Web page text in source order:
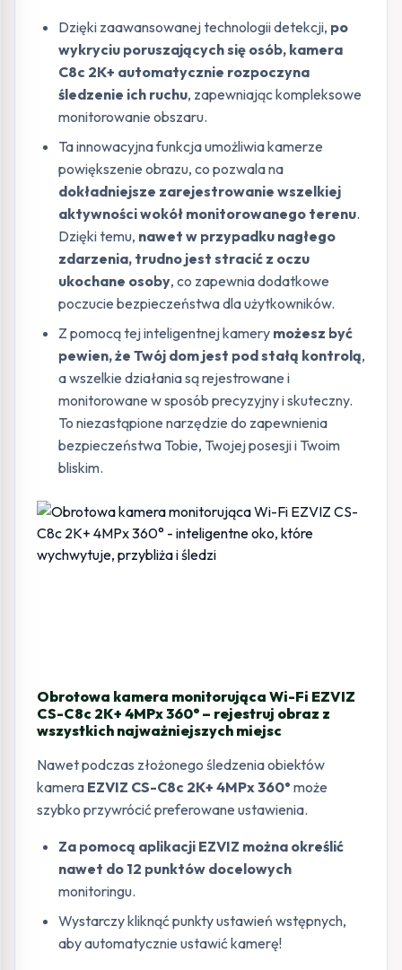
Dzięki zaawansowanej technologii detekcji, po
wykryciu poruszających się osób, kamera
C8c 2K+ automatycznie rozpoczyna
śledzenie ich ruchu, zapewniając kompleksowe
monitorowanie obszaru.
Ta innowacyjna funkcja umożliwia kamerze
powiększenie obrazu, co pozwala na
dokładniejsze zarejestrowanie wszelkiej
aktywności wokół monitorowanego terenu.
Dzięki temu, nawet w przypadku nagłego
zdarzenia, trudno jest stracić z oczu
ukochane osoby, co zapewnia dodatkowe
poczucie bezpieczeństwa dla użytkowników.
Z pomocą tej inteligentnej kamery możesz być
pewien, że Twój dom jest pod stałą kontrolą,
a wszelkie działania są rejestrowane i
monitorowane w sposób precyzyjny i skuteczny.
To niezastąpione narzędzie do zapewnienia
bezpieczeństwa Tobie, Twojej posesji i Twoim
bliskim.
Obrotowa kamera monitorująca Wi-Fi EZVIZ
CS-C8c 2K+ 4MPx 360° – rejestruj obraz z
wszystkich najważniejszych miejsc
Nawet podczas złożonego śledzenia obiektów
kamera EZVIZ CS-C8c 2K+ 4MPx 360° może
szybko przywrócić preferowane ustawienia.
Za pomocą aplikacji EZVIZ można określić
nawet do 12 punktów docelowych
monitoringu.
Wystarczy kliknąć punkty ustawień wstępnych,
aby automatycznie ustawić kamerę!